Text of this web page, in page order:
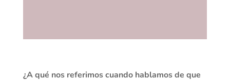
¿A qué nos referimos cuando hablamos de que